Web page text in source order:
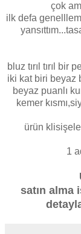
çok
ilk defa
bluz tırıl tırıl bir
iki kat biri beyaz
beyaz puanlı
kemer
ürün
1
satın alma